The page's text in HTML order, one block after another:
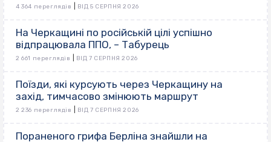
4 364 переглядів ВІД 5 СЕРПНЯ 2026
На Черкащині по російській цілі успішно
відпрацювала ППО, – Табурець
2 661 переглядів ВІД 7 СЕРПНЯ 2026
Поїзди, які курсують через Черкащину на
захід, тимчасово змінюють маршрут
2 236 переглядів ВІД 7 СЕРПНЯ 2026
Пораненого грифа Берліна знайшли на